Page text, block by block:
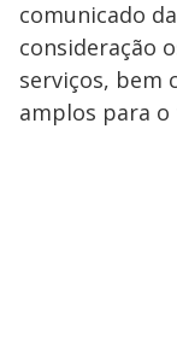
comunicado
consideração
serviços, bem
amplos para